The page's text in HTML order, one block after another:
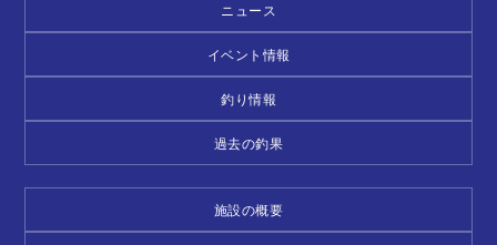
ニュース
イベント情報
釣り情報
過去の釣果
施設の概要